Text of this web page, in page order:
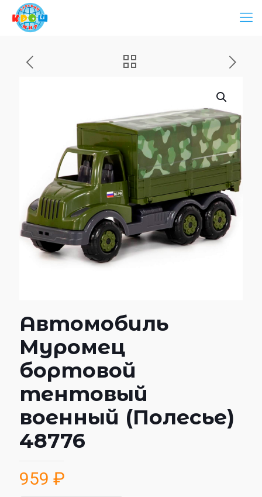
Автомобиль
Муромец
бортовой
тентовый
военный (Полесье)
48776
959 ₽